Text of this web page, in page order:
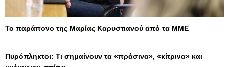
Το παράπονο της Μαρίας Καρυστιανού από τα ΜΜΕ
Πυρόπληκτοι: Τι σημαίνουν τα «πράσινα», «κίτρινα» και